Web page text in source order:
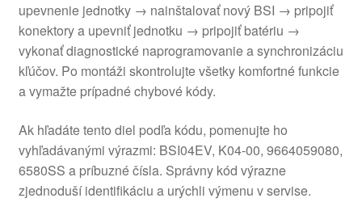
upevnenie jednotky → nainštalovať nový BSI → pripojiť
konektory a upevniť jednotku → pripojiť batériu →
vykonať diagnostické naprogramovanie a synchronizáciu
kľúčov. Po montáži skontrolujte všetky komfortné funkcie
a vymažte prípadné chybové kódy.
Ak hľadáte tento diel podľa kódu, pomenujte ho
vyhľadávanými výrazmi: BSI04EV, K04-00, 9664059080,
6580SS a príbuzné čísla. Správny kód výrazne
zjednoduší identifikáciu a urýchli výmenu v servise.